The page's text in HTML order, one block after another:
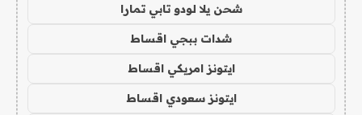
شحن يلا لودو تابي تمارا
شدات ببجي اقساط
ايتونز امريكي اقساط
ايتونز سعودي اقساط